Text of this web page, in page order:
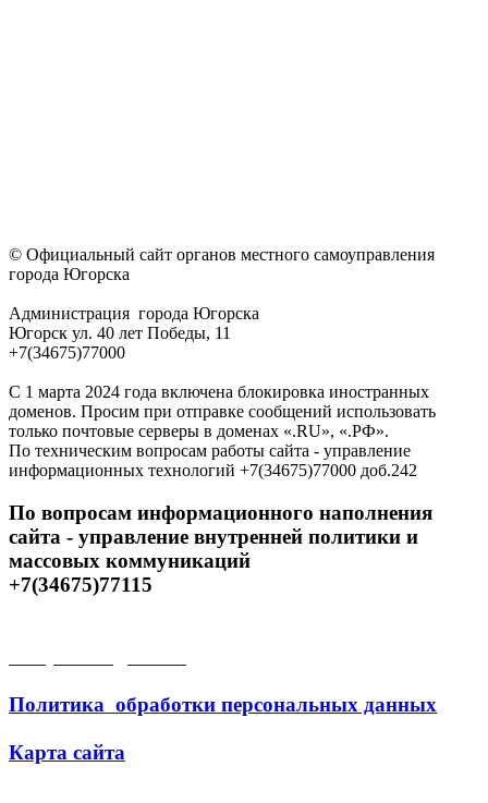
© Официальный сайт органов местного самоуправления
города Югорска
Администрация города Югорска
Югорск ул. 40 лет Победы, 11
+7(34675)77000
С 1 марта 2024 года включена блокировка иностранных
доменов. Просим при отправке сообщений использовать
только почтовые серверы в доменах «.RU», «.РФ».
По техническим вопросам работы сайта - управление
информационных технологий +7(34675)77000 доб.242
По вопросам информационного наполнения
сайта - управление внутренней политики и
массовых коммуникаций
+7(34675)77115
Политика обработки персональных данных
Карта сайта